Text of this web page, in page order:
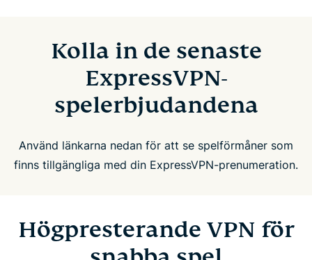
Kolla in de senaste
ExpressVPN-
spelerbjudandena
Använd länkarna nedan för att se spelförmåner som
finns tillgängliga med din ExpressVPN-prenumeration.
Högpresterande VPN för